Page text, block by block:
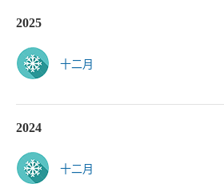
2025
十二月
2024
十二月